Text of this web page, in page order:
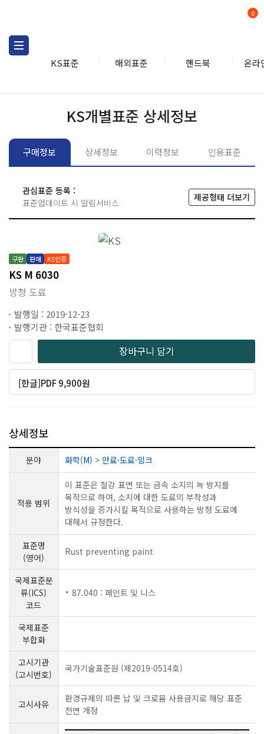
KS표준 해외표준 핸드북 온라
0
KS개별표준 상세정보
구매정보 상세정보 이력정보 인용표준
관심표준 등록 :
표준업데이트 시 알림서비스
제공형태 더보기
구판 판매 KS인증
KS M 6030
방청 도료
발행일 : 2019-12-23
발행기관 : 한국표준협회
장바구니 담기
[한글]PDF 9,900원
상세정보
분야 화학(M) > 안료·도료·잉크
적용 범위
이 표준은 철강 표면 또는 금속 소지의 녹 방지를
목적으로 하여, 소지에 대한 도료의 부착성과
방식성을 증가시킬 목적으로 사용하는 방청 도료에
대해서 규정한다.
표준명
(영어)
Rust preventing paint
국제표준분
류(ICS)
코드
87.040 : 페인트 및 니스
국제표준
부합화
고시기관
(고시번호)
국가기술표준원 (제2019-0514호)
고시사유
환경규제의 따른 납 및 크로뮴 사용금지로 해당 표준
전면 개정